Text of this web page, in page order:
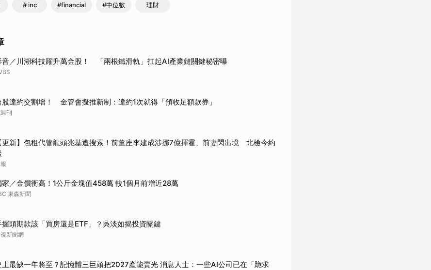
# inc #financial #中位數 理財
音／川湖科技躍升萬金股！ 「兩根鐵滑軌」扛起AI產業鏈關鍵秘密曝
股違約交割增！ 金管會擬推新制：違約1次就得「預收足額款券」
刊
更新】包租代管龍頭兆基遭搜索！前董座李建成涉挪7億揮霍、前妻閃出境 北檢今約
家／金價衝高！1公斤金塊值458萬 較1個月前增近28萬
東森新聞
握頭期款該「買房還是ETF」？吳淡如揭投資關鍵
新聞網
上最缺一年將至？記憶體三巨頭把2027產能賣光 消息人士：一些AI公司已在「跪求